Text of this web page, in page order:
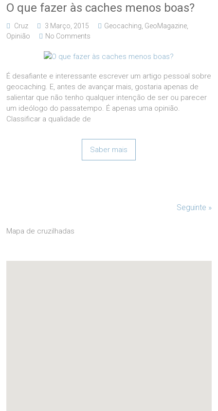
O que fazer às caches menos boas?
Cruz 3 Março, 2015 Geocaching GeoMagazine
Opinião
No Comments
É desafiante e interessante escrever um artigo pessoal sobre
geocaching. E, antes de avançar mais, gostaria apenas de
salientar que não tenho qualquer intenção de ser ou parecer
um ideólogo do passatempo. É apenas uma opinião.
Classificar a qualidade de
Saber mais
Seguinte »
Mapa de cruzilhadas